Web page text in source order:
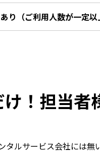
あり（ご利用人数が一定以
！担当者
ルサービス会社には無